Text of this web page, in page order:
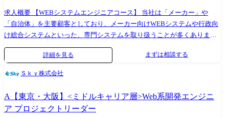
求人概要 【WEBシステムエンジニアコース】 当社は「メーカー」や
「自治体」を主要顧客としており、メーカー向けWEBシステムや行政向
け総合システムといった、専門システムを取り扱うことが多くありま
す。 皆さまには研修を通して、バックエンドのシステム開発エンジニア
としてのご活躍を期待し、入社後約3か月間の研修にご参加いただきま
す。 入社日 ●入社日:2026年10月1日 ※以降も採用の予定あり 研修内容
1.基礎知識 └Javaプログラミング └HTML、CSS、データベース、Git、
Junit、Linux、Spring、Spring Boot 2.WEBアプリケーション └アプリケー
ション開発演習 └チーム開発演習 ※研修内容・期間は変更になる可能性
詳細を見る まずは相談する
Ｓｋｙ株式会社
A【東京・大阪】<ミドルキャリア層>Web系開発エンジニ
ア プロジェクトリーダー